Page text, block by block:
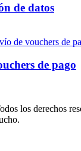
de datos
de pago
los derechos